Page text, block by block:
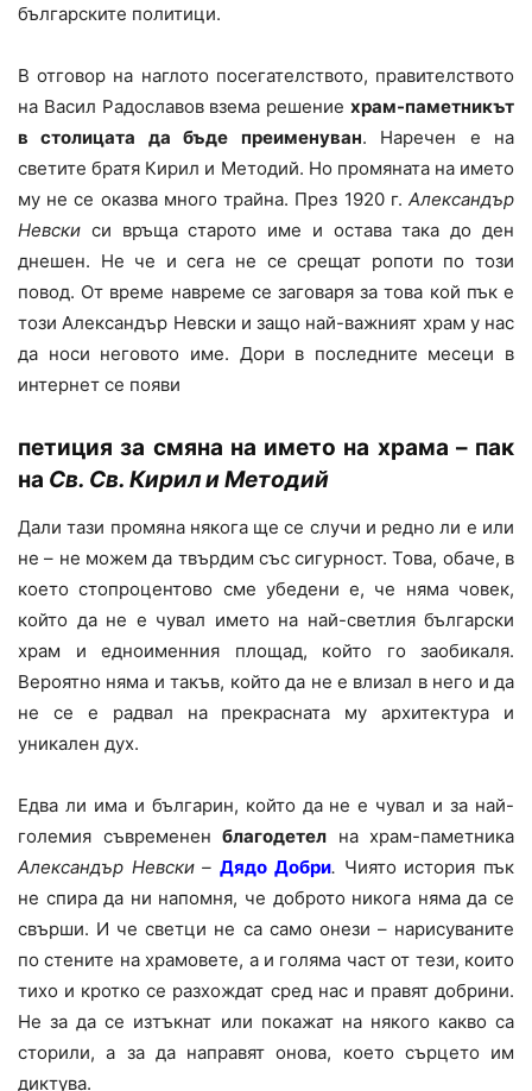
българските политици.
В отговор на наглото посегателството, правителството
на Васил Радославов взема решение храм-паметникът
в столицата да бъде преименуван. Наречен е на
светите братя Кирил и Методий. Но промяната на името
му не се оказва много трайна. През 1920 г. Александър
Невски си връща старото име и остава така до ден
днешен. Не че и сега не се срещат ропоти по този
повод. От време навреме се заговаря за това кой пък е
този Александър Невски и защо най-важният храм у нас
да носи неговото име. Дори в последните месеци в
интернет се появи
петиция за смяна на името на храма – пак
на Св. Св. Кирил и Методий
Дали тази промяна някога ще се случи и редно ли е или
не – не можем да твърдим със сигурност. Това, обаче, в
което стопроцентово сме убедени е, че няма човек,
който да не е чувал името на най-светлия български
храм и едноименния площад, който го заобикаля.
Вероятно няма и такъв, който да не е влизал в него и да
не се е радвал на прекрасната му архитектура и
уникален дух.
Едва ли има и българин, който да не е чувал и за най-
големия съвременен благодетел на храм-паметника
Александър Невски –Дядо Добри. Чиято история пък
не спира да ни напомня, че доброто никога няма да се
свърши. И че светци не са само онези – нарисуваните
по стените на храмовете, а и голяма част от тези, които
тихо и кротко се разхождат сред нас и правят добрини.
Не за да се изтъкнат или покажат на някого какво са
сторили, а за да направят онова, което сърцето им
диктува.